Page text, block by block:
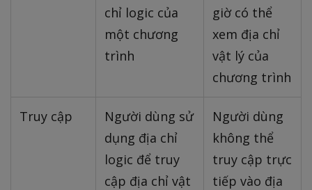
chỉ logic của
một chương
trình
giờ có thể
xem địa chỉ
vật lý của
chương trình
Truy cập
Người dùng sử
dụng địa chỉ
logic để truy
cập địa chỉ vật
Người dùng
không thể
truy cập trực
tiếp vào địa